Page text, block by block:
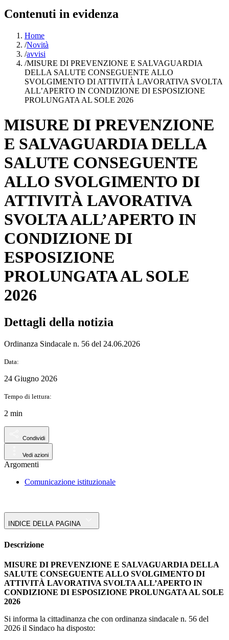
Contenuti in evidenza
Home
/Novità
/avvisi
/MISURE DI PREVENZIONE E SALVAGUARDIA
DELLA SALUTE CONSEGUENTE ALLO
SVOLGIMENTO DI ATTIVITÀ LAVORATIVA SVOLTA
ALL’APERTO IN CONDIZIONE DI ESPOSIZIONE
PROLUNGATA AL SOLE 2026
MISURE DI PREVENZIONE
E SALVAGUARDIA DELLA
SALUTE CONSEGUENTE
ALLO SVOLGIMENTO DI
ATTIVITÀ LAVORATIVA
SVOLTA ALL’APERTO IN
CONDIZIONE DI
ESPOSIZIONE
PROLUNGATA AL SOLE
2026
Dettagli della notizia
Ordinanza Sindacale n. 56 del 24.06.2026
Data:
24 Giugno 2026
Tempo di lettura:
2 min
Condividi
Vedi azioni
Argomenti
Comunicazione istituzionale
INDICE DELLA PAGINA
Descrizione
MISURE DI PREVENZIONE E SALVAGUARDIA DELLA
SALUTE CONSEGUENTE ALLO SVOLGIMENTO DI
ATTIVITÀ LAVORATIVA SVOLTA ALL’APERTO IN
CONDIZIONE DI ESPOSIZIONE PROLUNGATA AL SOLE
2026
Si informa la cittadinanza che con ordinanza sindacale n. 56 del
2026 il Sindaco ha disposto: